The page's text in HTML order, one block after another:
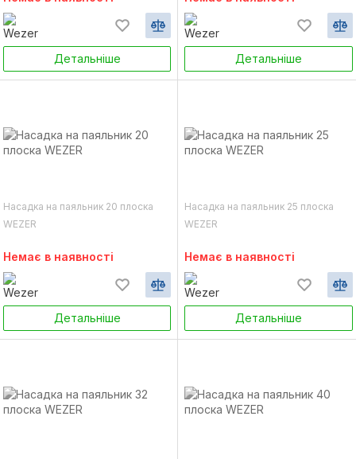
Детальніше Детальніше
Насадка на паяльник 20 плоска
WEZER
Немає в наявності
Детальніше
Насадка на паяльник 25 плоска
WEZER
Немає в наявності
Детальніше